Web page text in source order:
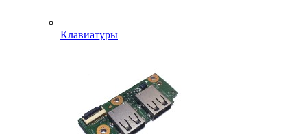
Клавиатуры